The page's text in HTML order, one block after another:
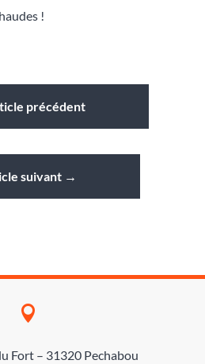
!
précédent
suivant→

Fort – 31320 Pechabou